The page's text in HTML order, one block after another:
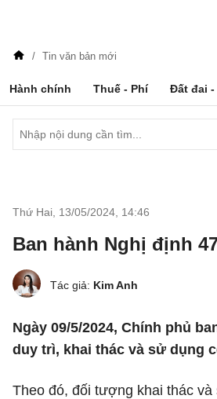
Tin văn bản mới
Hành chính Thuế - Phí Đất đai -
Thứ Hai, 13/05/2024 14:46
Ban hành Nghị định
Tác giả: Kim Anh
Ngày 09/5/2024, Chính phủ
duy trì, khai thác và sử dụng
Theo đó, đối tượng khai thác